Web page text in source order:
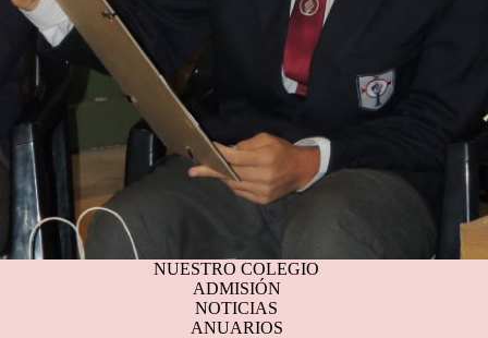
NUESTRO COLEGIO
ADMISIÓN
NOTICIAS
ANUARIOS